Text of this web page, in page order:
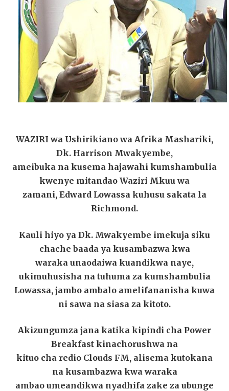
WAZIRI wa Ushirikiano wa Afrika Mashariki,
Dk. Harrison Mwakyembe,
ameibuka na kusema hajawahi kumshambulia
kwenye mitandao Waziri Mkuu wa
zamani, Edward Lowassa kuhusu sakata la
Richmond.
Kauli hiyo ya Dk. Mwakyembe imekuja siku
chache baada ya kusambazwa kwa
waraka unaodaiwa kuandikwa naye,
ukimuhusisha na tuhuma za kumshambulia
Lowassa, jambo ambalo amelifananisha kuwa
ni sawa na siasa za kitoto.
Akizungumza jana katika kipindi cha Power
Breakfast kinachorushwa na
kituo cha redio Clouds FM, alisema kutokana
na kusambazwa kwa waraka
ambao umeandikwa nyadhifa zake za ubunge